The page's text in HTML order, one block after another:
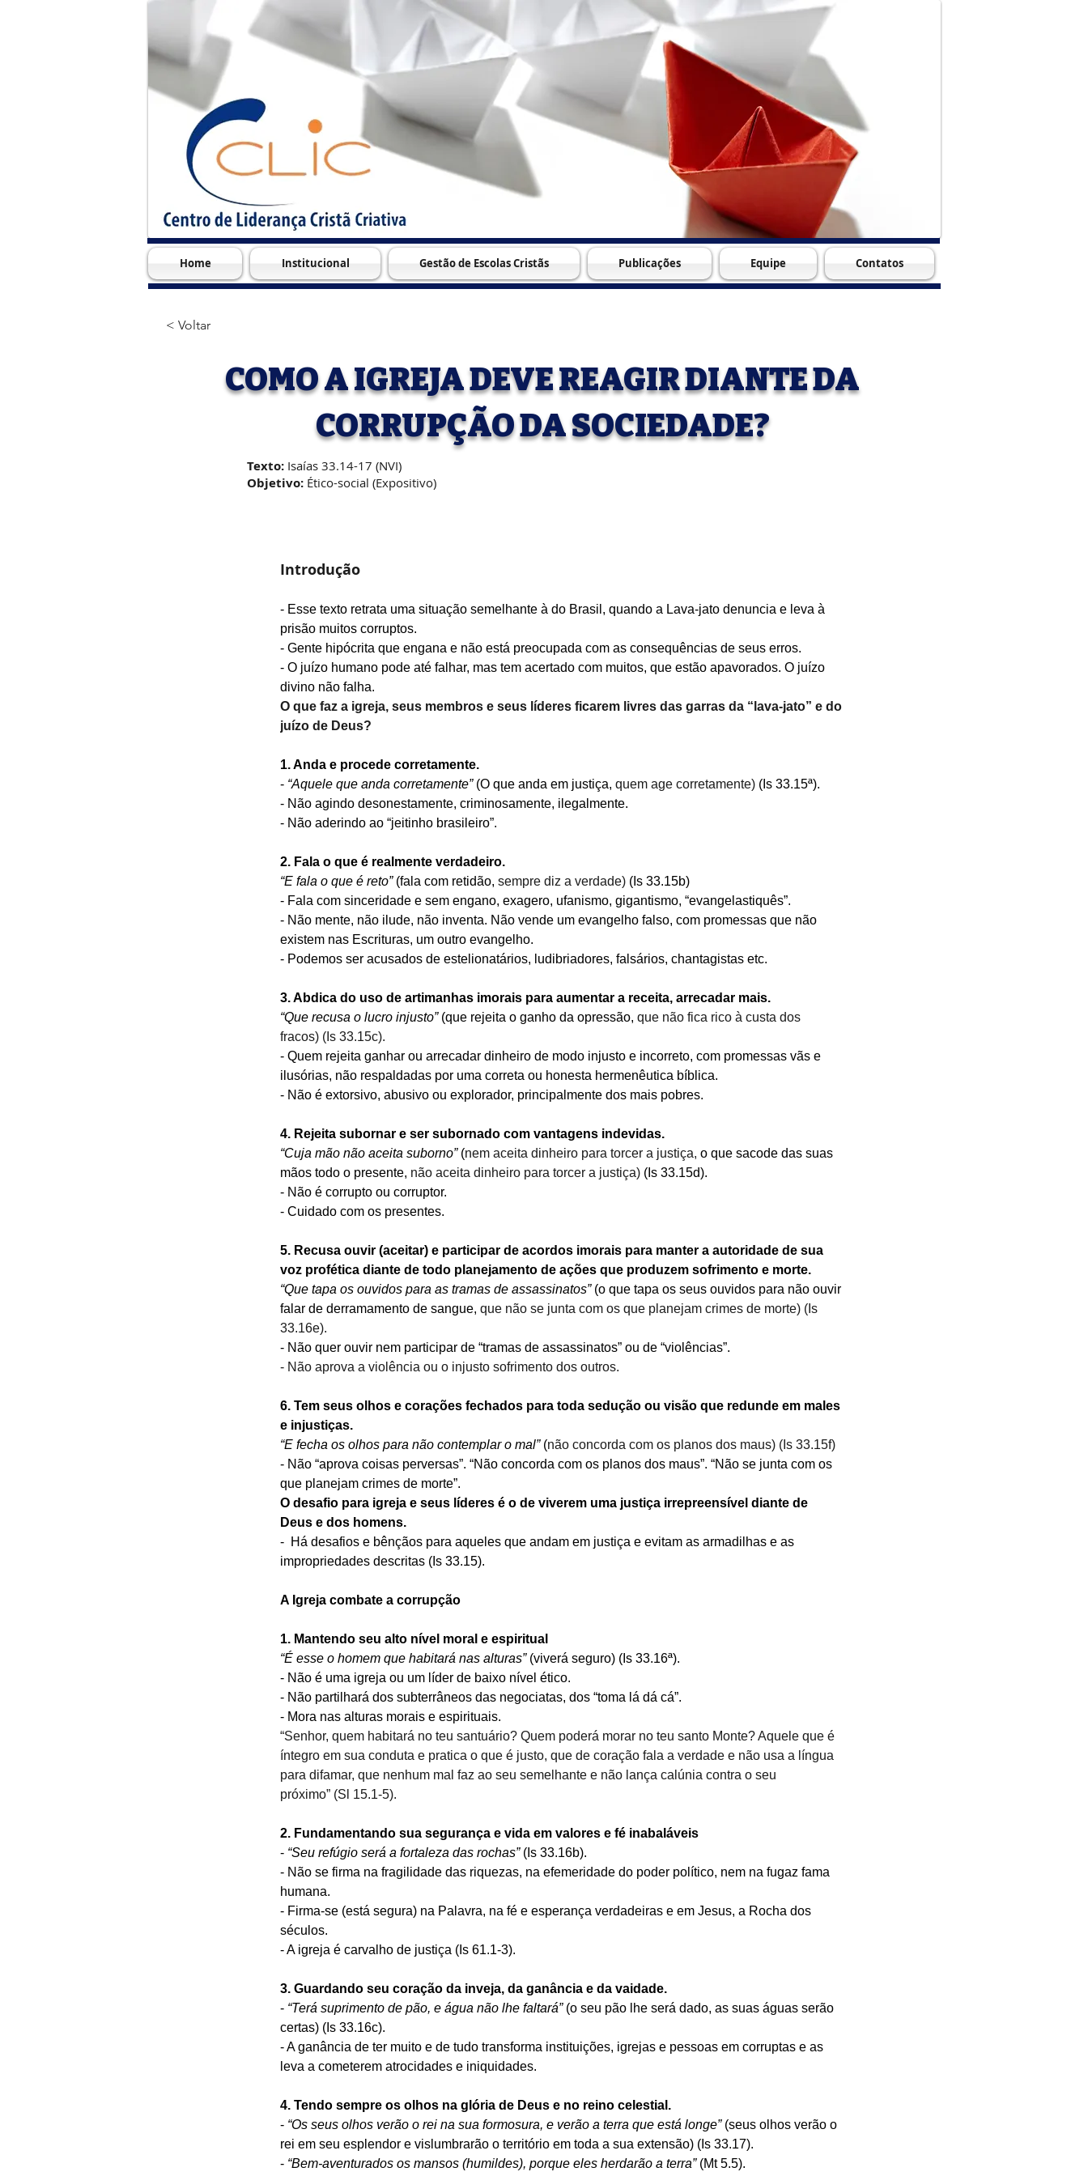
Home Institucional Gestão de Escolas Cristãs Publicações Equipe Contatos
< Voltar
COMO A IGREJA DEVE REAGIR DIANTE DA
CORRUPÇÃO DA SOCIEDADE?
Texto: Isaías 33.14-17 (NVI)
Objetivo: Ético-social (Expositivo)
Introdução
- Esse texto retrata uma situação semelhante à do Brasil, quando a Lava-jato denuncia e leva à
prisão muitos corruptos.
- Gente hipócrita que engana e não está preocupada com as consequências de seus erros.
- O juízo humano pode até falhar, mas tem acertado com muitos, que estão apavorados. O juízo
divino não falha.
O que faz a igreja, seus membros e seus líderes ficarem livres das garras da “lava-jato” e do
juízo de Deus?
1. Anda e procede corretamente.
- “Aquele que anda corretamente” (O que anda em justiça, quem age corretamente) (Is 33.15ª).
- Não agindo desonestamente, criminosamente, ilegalmente.
- Não aderindo ao “jeitinho brasileiro”.
2. Fala o que é realmente verdadeiro.
“E fala o que é reto” (fala com retidão, sempre diz a verdade) (Is 33.15b)
- Fala com sinceridade e sem engano, exagero, ufanismo, gigantismo, “evangelastiquês”.
- Não mente, não ilude, não inventa. Não vende um evangelho falso, com promessas que não
existem nas Escrituras, um outro evangelho.
- Podemos ser acusados de estelionatários, ludibriadores, falsários, chantagistas etc.
3. Abdica do uso de artimanhas imorais para aumentar a receita, arrecadar mais.
“Que recusa o lucro injusto” (que rejeita o ganho da opressão, que não fica rico à custa dos
fracos) (Is 33.15c).
- Quem rejeita ganhar ou arrecadar dinheiro de modo injusto e incorreto, com promessas vãs e
ilusórias, não respaldadas por uma correta ou honesta hermenêutica bíblica.
- Não é extorsivo, abusivo ou explorador, principalmente dos mais pobres.
4. Rejeita subornar e ser subornado com vantagens indevidas.
“Cuja mão não aceita suborno” (nem aceita dinheiro para torcer a justiça, o que sacode das suas
mãos todo o presente, não aceita dinheiro para torcer a justiça) (Is 33.15d).
- Não é corrupto ou corruptor.
- Cuidado com os presentes.
5. Recusa ouvir (aceitar) e participar de acordos imorais para manter a autoridade de sua
voz profética diante de todo planejamento de ações que produzem sofrimento e morte.
“Que tapa os ouvidos para as tramas de assassinatos” (o que tapa os seus ouvidos para não ouvir
falar de derramamento de sangue, que não se junta com os que planejam crimes de morte) (Is
33.16e).
- Não quer ouvir nem participar de “tramas de assassinatos” ou de “violências”.
- Não aprova a violência ou o injusto sofrimento dos outros.
6. Tem seus olhos e corações fechados para toda sedução ou visão que redunde em males
e injustiças.
“E fecha os olhos para não contemplar o mal” (não concorda com os planos dos maus) (Is 33.15f)
- Não “aprova coisas perversas”. “Não concorda com os planos dos maus”. “Não se junta com os
que planejam crimes de morte”.
O desafio para igreja e seus líderes é o de viverem uma justiça irrepreensível diante de
Deus e dos homens.
-  Há desafios e bênçãos para aqueles que andam em justiça e evitam as armadilhas e as
impropriedades descritas (Is 33.15).
A Igreja combate a corrupção
1. Mantendo seu alto nível moral e espiritual
“É esse o homem que habitará nas alturas” (viverá seguro) (Is 33.16ª).
- Não é uma igreja ou um líder de baixo nível ético.
- Não partilhará dos subterrâneos das negociatas, dos “toma lá dá cá”.
- Mora nas alturas morais e espirituais.
“Senhor, quem habitará no teu santuário? Quem poderá morar no teu santo Monte? Aquele que é
íntegro em sua conduta e pratica o que é justo, que de coração fala a verdade e não usa a língua
para difamar, que nenhum mal faz ao seu semelhante e não lança calúnia contra o seu
próximo” (Sl 15.1-5).
2. Fundamentando sua segurança e vida em valores e fé inabaláveis
- “Seu refúgio será a fortaleza das rochas” (Is 33.16b).
- Não se firma na fragilidade das riquezas, na efemeridade do poder político, nem na fugaz fama
humana.
- Firma-se (está segura) na Palavra, na fé e esperança verdadeiras e em Jesus, a Rocha dos
séculos.
- A igreja é carvalho de justiça (Is 61.1-3).
3. Guardando seu coração da inveja, da ganância e da vaidade.
- “Terá suprimento de pão, e água não lhe faltará” (o seu pão lhe será dado, as suas águas serão
certas) (Is 33.16c).
- A ganância de ter muito e de tudo transforma instituições, igrejas e pessoas em corruptas e as
leva a cometerem atrocidades e iniquidades.
4. Tendo sempre os olhos na glória de Deus e no reino celestial.
- “Os seus olhos verão o rei na sua formosura, e verão a terra que está longe” (seus olhos verão o
rei em seu esplendor e vislumbrarão o território em toda a sua extensão) (Is 33.17).
- “Bem-aventurados os mansos (humildes), porque eles herdarão a terra” (Mt 5.5).